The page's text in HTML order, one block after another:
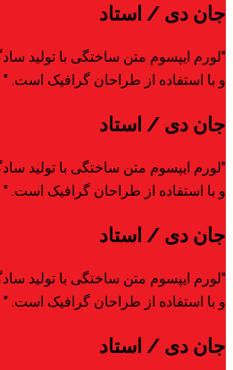
جان دی / استاد
"لورم ایپسوم متن ساختگی با تولید
و با استفاده از طراحان گرافیک است. "
جان دی / استاد
"لورم ایپسوم متن ساختگی با تولید
و با استفاده از طراحان گرافیک است. "
جان دی / استاد
"لورم ایپسوم متن ساختگی با تولید
و با استفاده از طراحان گرافیک است. "
جان دی / استاد